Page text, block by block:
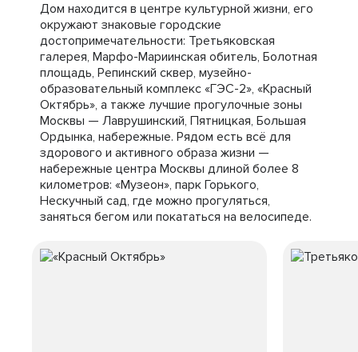
Дом находится в центре культурной жизни, его
окружают знаковые городские
достопримечательности: Третьяковская
галерея, Марфо-Мариинская обитель, Болотная
площадь, Репинский сквер, музейно-
образовательный комплекс «ГЭС-2», «Красный
Октябрь», а также лучшие прогулочные зоны
Москвы — Лаврушинский, Пятницкая, Большая
Ордынка, набережные. Рядом есть всё для
здорового и активного образа жизни —
набережные центра Москвы длиной более 8
километров: «Музеон», парк Горького,
Нескучный сад, где можно прогуляться,
заняться бегом или покататься на велосипеде.